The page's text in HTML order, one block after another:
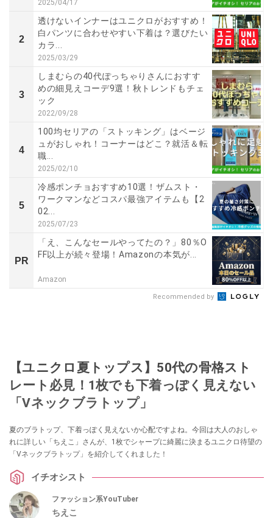
2025/04/17
2
透けないインナーはユニクロがおすすめ！
白パンツに合わせやすい下着は？選びたい
カラ...
2025/03/29
3
しまむらの40代ぽっちゃりさんにおすす
めの細見えコーデ9選！秋トレンドもチェ
ック
2022/09/28
4
100均セリアの「ストッキング」はベージ
ュがおしゃれ！コーナーはどこ？就活＆転
職...
2025/02/10
5
冷感ポンチョおすすめ10選！ザムスト・
ワークマンなどコスパ最強アイテムも【2
02...
2025/07/23
PR
「え、こんなセールやってたの？」80％O
FF以上が続々登場！Amazonの本気が...
Amazon
Recommended by
【ユニクロ夏トップス】50代の骨格スト
レート必見！1枚でも下着っぽく見えない
「Vネックブラトップ」
夏のブラトップ、下着っぽく見えないか心配ですよね。今回は大人のおしゃ
れに詳しい「ちえこ」さんが、1枚でシャープに綺麗に決まるユニクロ待望の
「Vネックブラトップ」を紹介してくれました！
イチオシスト
ファッション系YouTuber
ちえこ